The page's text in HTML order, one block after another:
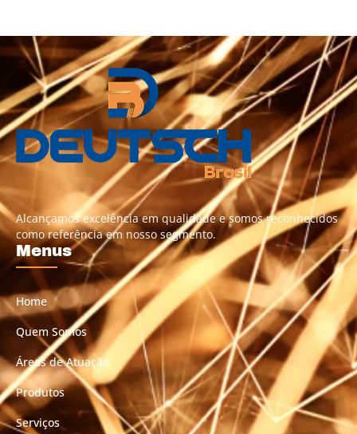
Alcançamos excelência em qualidade e somos reconhecidos
como referência em nosso segmento.
Menus
Home
Quem Somos
Áreas de Atuação
Produtos
Serviços